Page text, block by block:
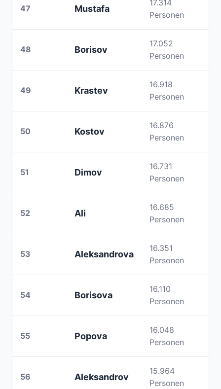
47 Mustafa
17.314
Personen
48 Borisov
17.052
Personen
49 Krastev
16.918
Personen
50 Kostov
16.876
Personen
51 Dimov
16.731
Personen
52 Ali
16.685
Personen
53 Aleksandrova
16.351
Personen
54 Borisova
16.110
Personen
55 Popova
16.048
Personen
56 Aleksandrov
15.964
Personen